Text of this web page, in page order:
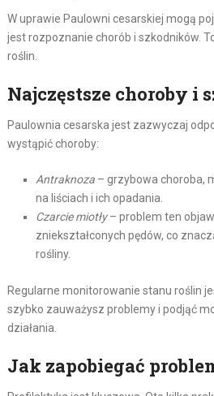
W uprawie Paulowni cesarskiej mogą
jest rozpoznanie chorób i szkodników.
roślin.
Najczęstsze choroby i
Paulownia cesarska jest zazwyczaj
wystąpić choroby:
Antraknoza– grzybowa choroba,
na liściach i ich opadania.
Czarcie miotły– problem ten
zniekształconych pędów, co
rośliny.
Regularne monitorowanie stanu roślin
szybko zauważysz problemy i podjąć
działania.
Jak zapobiegać